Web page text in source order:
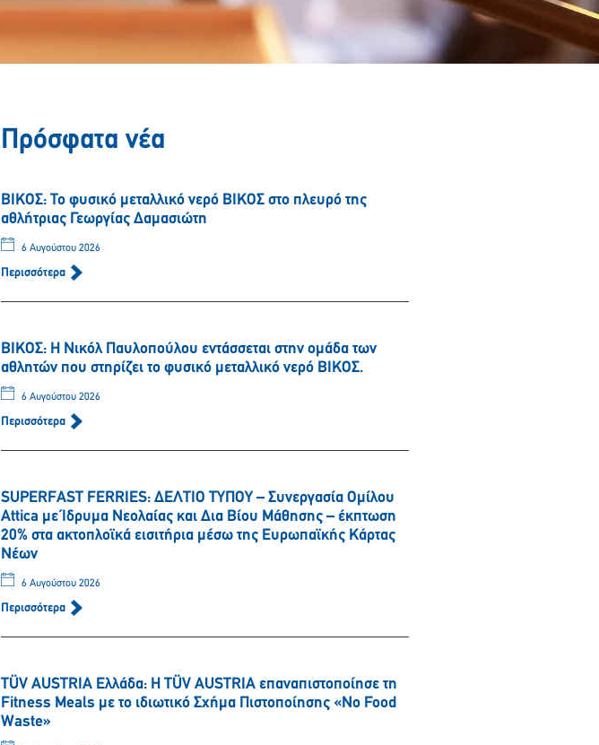
Πρόσφατα νέα
ΒΙΚΟΣ: Το φυσικό μεταλλικό νερό ΒΙΚΟΣ στο πλευρό της
αθλήτριας Γεωργίας Δαμασιώτη
6 Αυγούστου 2026
Περισσότερα
ΒΙΚΟΣ: Η Νικόλ Παυλοπούλου εντάσσεται στην ομάδα των
αθλητών που στηρίζει το φυσικό μεταλλικό νερό ΒΙΚΟΣ.
6 Αυγούστου 2026
Περισσότερα
SUPERFAST FERRIES: ΔΕΛΤΙΟ ΤΥΠΟΥ – Συνεργασία Ομίλου
Attica με Ίδρυμα Νεολαίας και Δια Βίου Μάθησης – έκπτωση
20% στα ακτοπλοϊκά εισιτήρια μέσω της Ευρωπαϊκής Κάρτας
Νέων
6 Αυγούστου 2026
Περισσότερα
TÜV AUSTRIA Ελλάδα: Η TÜV AUSTRIA επαναπιστοποίησε τη
Fitness Meals με το ιδιωτικό Σχήμα Πιστοποίησης «No Food
Waste»